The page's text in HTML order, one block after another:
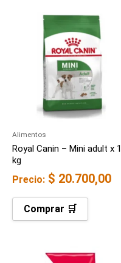
Alimentos
Royal Canin – Mini adult x 1
kg
Precio: $ 20.700,00
Comprar 🛒